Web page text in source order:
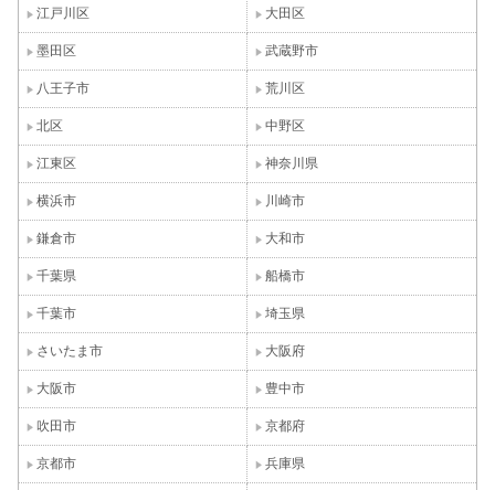
江戸川区 大田区
墨田区 武蔵野市
八王子市 荒川区
北区 中野区
江東区 神奈川県
横浜市 川崎市
鎌倉市 大和市
千葉県 船橋市
千葉市 埼玉県
さいたま市 大阪府
大阪市 豊中市
吹田市 京都府
京都市 兵庫県